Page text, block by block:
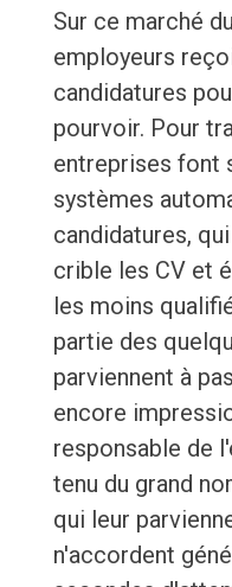
Sur ce marché
employeurs
candidatures
pourvoir. Pour
entreprises font
systèmes
candidatures,
crible les CV et
les moins
partie des
parviennent à
encore
responsable de
tenu du grand
qui leur
n'accordent